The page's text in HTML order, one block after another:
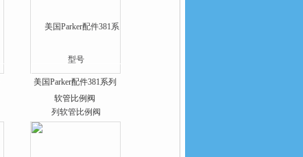
美国Parker配件381系列
软管比例阀